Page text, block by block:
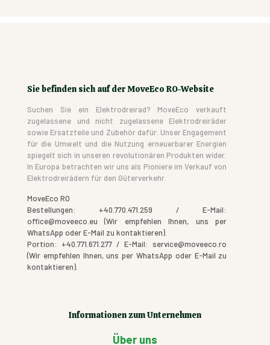
Sie befinden sich auf der MoveEco RO-Website
Suchen Sie ein Elektrodreirad? MoveEco verkauft
zugelassene und nicht zugelassene Elektrodreiräder
sowie Ersatzteile und Zubehör dafür. Unser Engagement
für die Umwelt und die Nutzung erneuerbarer Energien
spiegelt sich in unseren revolutionären Produkten wider.
In Europa betrachten wir uns als Pioniere im Verkauf von
Elektrodreirädern für den Güterverkehr.
MoveEco RO
Bestellungen: +40.770.471.259 / E-Mail:
office@moveeco.eu (Wir empfehlen Ihnen, uns per
WhatsApp oder E-Mail zu kontaktieren).
Portion: +40.771.671.277 / E-Mail: service@moveeco.ro
(Wir empfehlen Ihnen, uns per WhatsApp oder E-Mail zu
kontaktieren).
Informationen zum Unternehmen
Über uns